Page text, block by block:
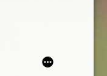
graficzny